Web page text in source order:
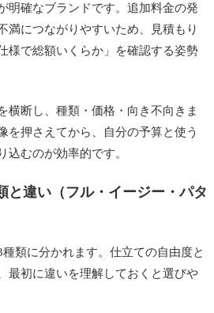
明確なブランドです。追加料金の発
満につながりやすいため、見積もり
様で総額いくらか」を確認する姿勢
横断し、種類・価格・向き不向きま
を押さえてから、自分の予算と使う
込むのが効率的です。
と違い（フル・イージー・パタ
類に分かれます。仕立ての自由度と
最初に違いを理解しておくと選びや